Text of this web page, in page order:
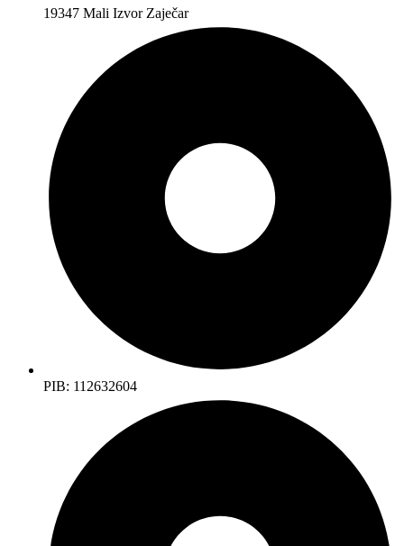
19347 Mali Izvor Zaječar
PIB: 112632604